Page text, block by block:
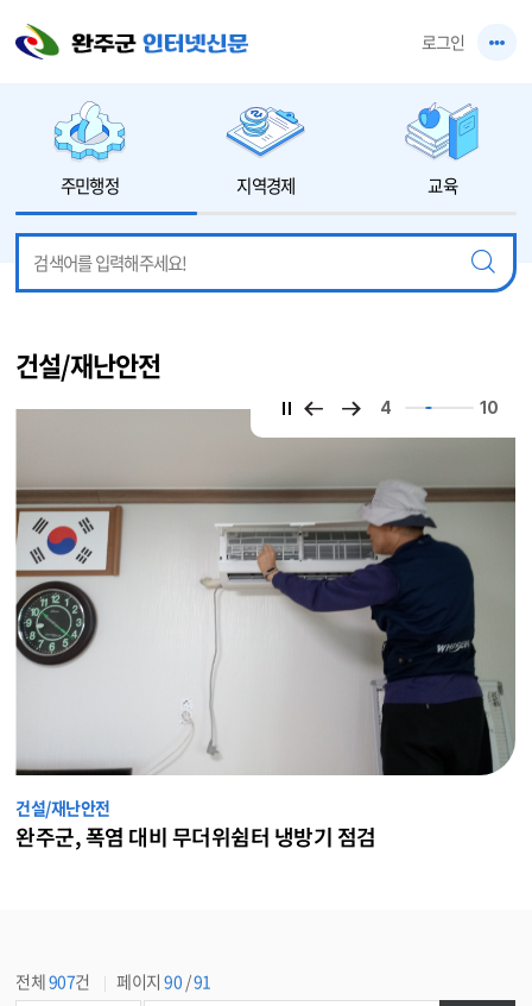
로그인
주민행정 지역경제 교육
건설/재난안전
5 10
건설/재난안전
완주군, 해빙기 안전사고 제로화 나선다
전체907건 페이지90 /91